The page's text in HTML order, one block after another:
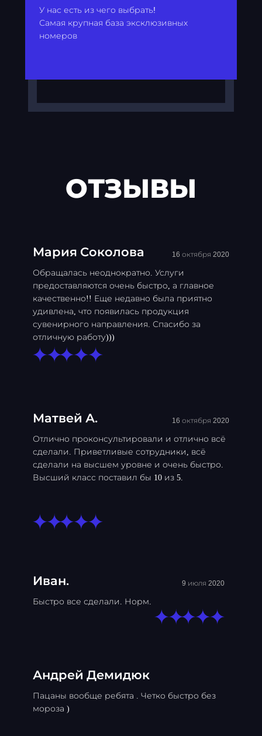
У нас есть из чего выбрать!
Самая крупная база эксклюзивных
номеров
ОТЗЫВЫ
Мария Соколова 16 октября 2020
Обращалась неоднократно. Услуги
предоставляются очень быстро, а главное
качественно!! Еще недавно была приятно
удивлена, что появилась продукция
сувенирного направления. Спасибо за
отличную работу)))
Матвей А. 16 октября 2020
Отлично проконсультировали и отлично всё
сделали. Приветливые сотрудники, всё
сделали на высшем уровне и очень быстро.
Высший класс поставил бы 10 из 5.
Иван. 9 июля 2020
Быстро все сделали. Норм.
Андрей Демидюк
Пацаны вообще ребята . Четко быстро без
мороза )